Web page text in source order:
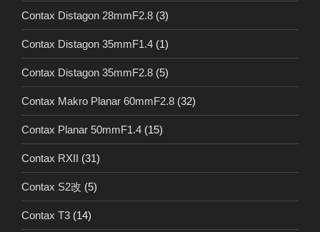
Contax Distagon 28mmF2.8 (3)
Contax Distagon 35mmF1.4 (1)
Contax Distagon 35mmF2.8 (5)
Contax Makro Planar 60mmF2.8 (32)
Contax Planar 50mmF1.4 (15)
Contax RXII (31)
Contax S2改 (5)
Contax T3 (14)